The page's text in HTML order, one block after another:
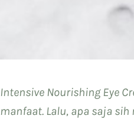
Intensive Nourishing Eye
manfaat. Lalu, apa saja